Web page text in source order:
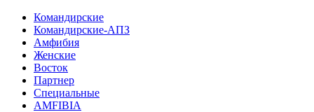
Командирские
Командирские-АПЗ
Амфибия
Женские
Восток
Партнер
Специальные
AMFIBIA